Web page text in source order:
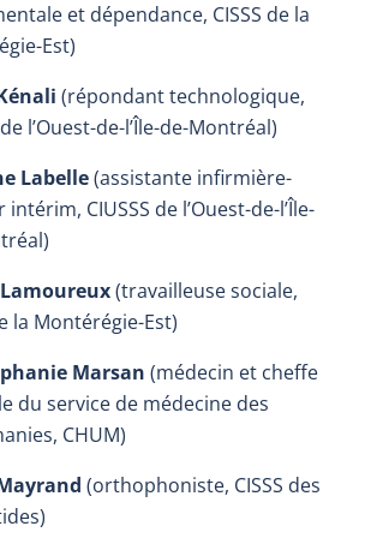
et dépendance, CISSS de la
Est)
(répondant technologique,
de l’Ouest-de-l’Île-de-Montréal)
Labelle(assistante infirmière-
intérim, CIUSSS de l’Ouest-de-l’Île-
(travailleuse sociale,
la Montérégie-Est)
Marsan (médecin et cheffe
du service de médecine des
CHUM)
(orthophoniste, CISSS des